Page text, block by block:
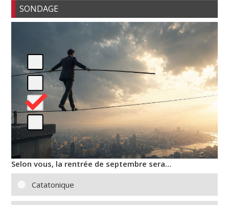
SONDAGE
Selon vous, la rentrée de septembre sera…
Catatonique